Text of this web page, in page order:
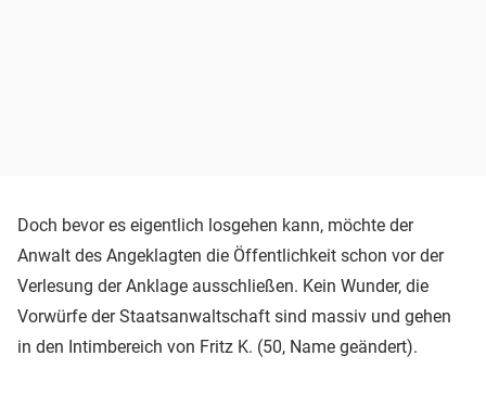
Doch bevor es eigentlich losgehen kann, möchte der
Anwalt des Angeklagten die Öffentlichkeit schon vor der
Verlesung der Anklage ausschließen. Kein Wunder, die
Vorwürfe der Staatsanwaltschaft sind massiv und gehen
in den Intimbereich von Fritz K. (50, Name geändert).